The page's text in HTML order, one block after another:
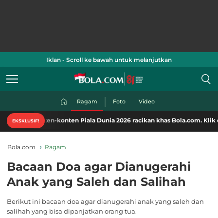
Iklan - Scroll ke bawah untuk melanjutkan
Ragam Foto Video
EKSKLUSIF!
konten Piala Dunia 2026 racikan khas Bola.com. Klik di sini!
Bola.com Ragam
Bacaan Doa agar Dianugerahi
Anak yang Saleh dan Salihah
Berikut ini bacaan doa agar dianugerahi anak yang saleh dan
salihah yang bisa dipanjatkan orang tua.